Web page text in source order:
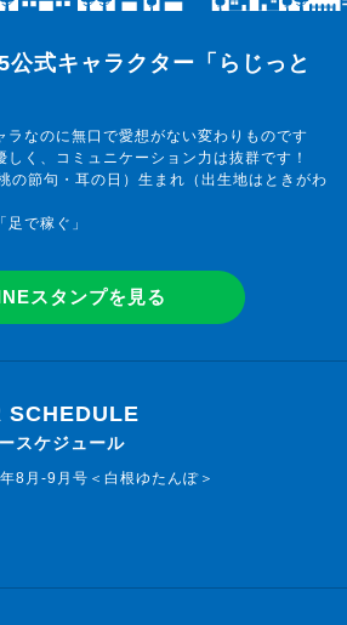
公式キャラクター「らじっと
ラなのに無口で愛想がない変わりものです
しく、コミュニケーション力は抜群です！
の節句・耳の日）生まれ（出生地はときがわ
足で稼ぐ」
スタンプを見る
SCHEDULE
スケジュール
8月-9月号＜白根ゆたんぽ＞